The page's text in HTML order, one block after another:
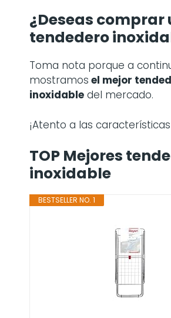
¿Deseas comprar
tendedero
Toma nota porque a
mostramos el mejor
inoxidable del mercado.
¡Atento a las
TOP Mejores
inoxidable
BESTSELLER NO. 1